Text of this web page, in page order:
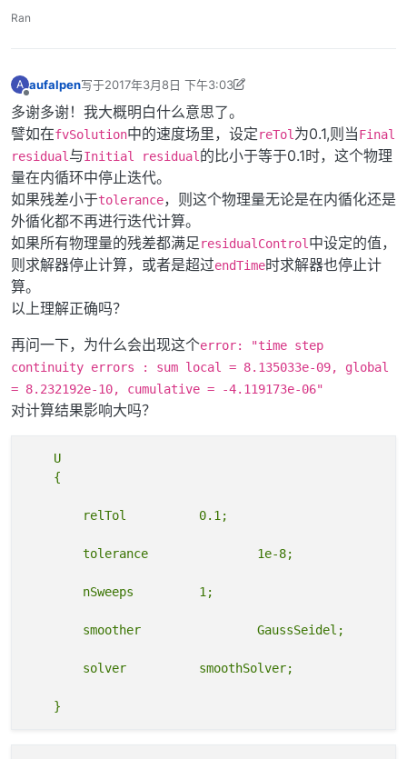
Ran
A
离线
aufalpen写于2017年3月8日 下午3:03
最后由 李东岳 编辑 2017年3月8日 下午11:27
多谢多谢！我大概明白什么意思了。
譬如在fvSolution中的速度场里，设定reTol为0.1,则当Final
residual与Initial residual的比小于等于0.1时，这个物理
量在内循环中停止迭代。
如果残差小于tolerance，则这个物理量无论是在内循化还是
外循化都不再进行迭代计算。
如果所有物理量的残差都满足 residualControl中设定的值，
则求解器停止计算，或者是超过endTime时求解器也停止计
算。
以上理解正确吗？
再问一下，为什么会出现这个error: "time step
continuity errors : sum local = 8.135033e-09, global
= 8.232192e-10, cumulative = -4.119173e-06"
对计算结果影响大吗？
    U